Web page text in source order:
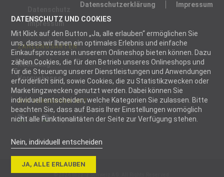
Datenschutzerklärung
Impressum
DATENSCHUTZ UND COOKIES
Mit Klick auf den Button „Ja, alle erlauben“ ermöglichen Sie
uns, dass wir Ihnen ein optimales Erlebnis und einfache
Einkaufsprozesse in unserem Onlineshop bieten können. Dazu
zählen Cookies, die für den Betrieb unseres Onlineshops und
für die Steuerung unserer Dienstleistungen und Anwendungen
erforderlich sind, sowie Cookies, die zu Statistikzwecken oder
Marketingzwecken genutzt werden. Dabei können Sie
individuell entscheiden, welche Kategorien Sie zulassen. Bitte
beachten Sie, dass auf Basis Ihrer Einstellungen womöglich
nicht alle Funktionalitäten der Seite zur Verfügung stehen.
Nein, individuell entscheiden
JA, ALLE ERLAUBEN
Impressum
ZAHLUNGSARTEN
Rechnung
Vorauskasse
WIR VERSENDEN MIT
© 2026 blizz-z Schweiz AG. All Rights Reserved.